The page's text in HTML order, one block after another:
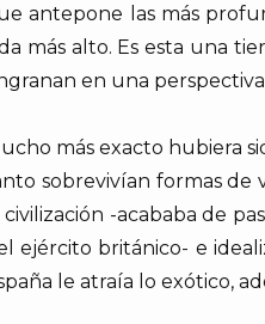
antepone las más
más alto. Es esta una
en una
más exacto hubiera
sobrevivían formas de
civilización -acababa de
ejército británico- e
le atraía lo exótico,